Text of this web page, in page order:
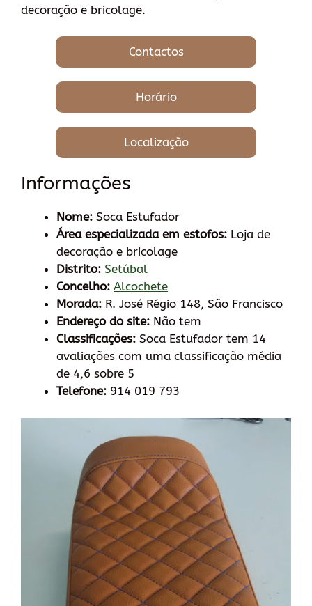
decoração e bricolage.
Contactos
Horário
Localização
Informações
Nome: Soca Estufador
Área especializada em estofos: Loja de
decoração e bricolage
Distrito: Setúbal
Concelho: Alcochete
Morada: R. José Régio 148, São Francisco
Endereço do site: Não tem
Classificações: Soca Estufador tem 14
avaliações com uma classificação média
de 4,6 sobre 5
Telefone: 914 019 793